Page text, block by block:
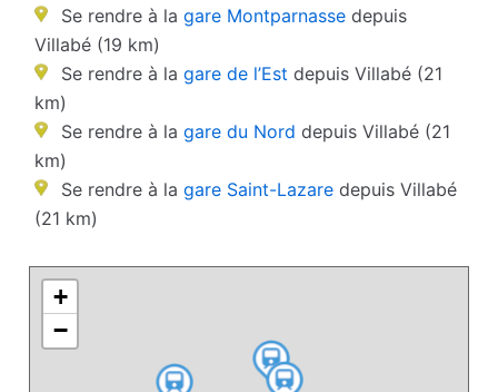
Se rendre à la gare Montparnasse depuis
Villabé (19 km)
Se rendre à la gare de l’Est depuis Villabé (21
km)
Se rendre à la gare du Nord depuis Villabé (21
km)
Se rendre à la gare Saint-Lazare depuis Villabé
(21 km)
+
−